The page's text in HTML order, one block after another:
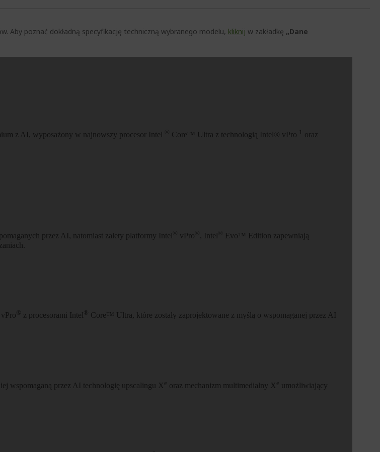
Aby poznać dokładną specyfikację techniczną wybranego modelu, kliknij w zakładkę „Dane